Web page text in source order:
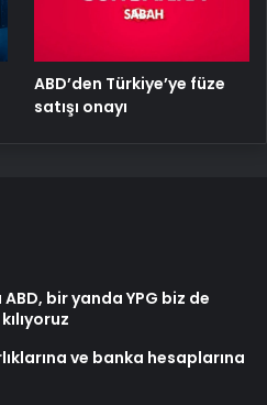
ABD’den Türkiye’ye füze
satışı onayı
bir yanda YPG biz de
ve banka hesaplarına